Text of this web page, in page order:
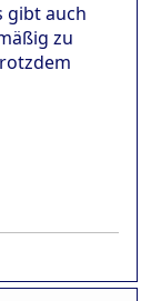
gibt auch
zu